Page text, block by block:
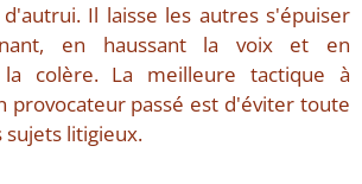
Il laisse les autres s'épuiser
en haussant la voix et en
colère. La meilleure tactique à
provocateur passé est d'éviter toute
sujets litigieux.